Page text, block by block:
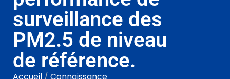
surveillance des
PM2.5 de niveau
de référence.